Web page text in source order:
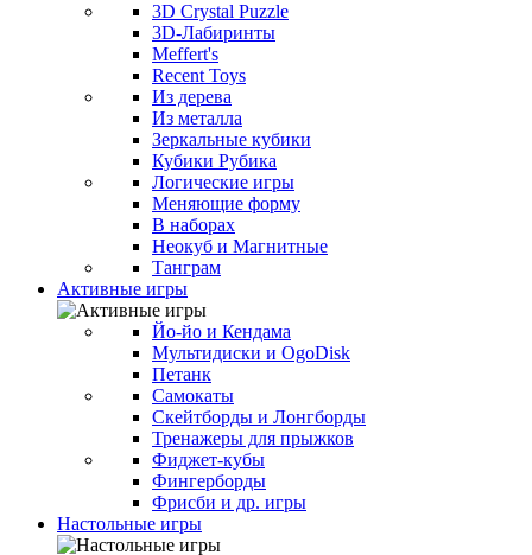
3D Crystal Puzzle
3D-Лабиринты
Meffert's
Recent Toys
Из дерева
Из металла
Зеркальные кубики
Кубики Рубика
Логические игры
Меняющие форму
В наборах
Неокуб и Магнитные
Танграм
Активные игры
Йо-йо и Кендама
Мультидиски и OgoDisk
Петанк
Самокаты
Скейтборды и Лонгборды
Тренажеры для прыжков
Фиджет-кубы
Фингерборды
Фрисби и др. игры
Настольные игры